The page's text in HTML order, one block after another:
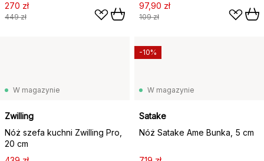
270 zł
449 zł
97,90 zł
109 zł
W magazynie
Zwilling
Nóż szefa kuchni Zwilling Pro,
20 cm
W magazynie
Satake
Nóż Satake Ame Bunka, 5 cm
-10%